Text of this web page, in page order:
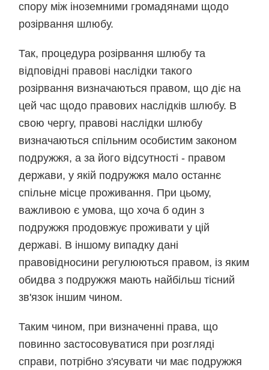
спору між іноземними громадянами щодо
розірвання шлюбу.
Так, процедура розірвання шлюбу та
відповідні правові наслідки такого
розірвання визначаються правом, що діє на
цей час щодо правових наслідків шлюбу. В
свою чергу, правові наслідки шлюбу
визначаються спільним особистим законом
подружжя, а за його відсутності - правом
держави, у якій подружжя мало останнє
спільне місце проживання. При цьому,
важливою є умова, що хоча б один з
подружжя продовжує проживати у цій
державі. В іншому випадку дані
правовідносини регулюються правом, із яким
обидва з подружжя мають найбільш тісний
зв'язок іншим чином.
Таким чином, при визначенні права, що
повинно застосовуватися при розгляді
справи, потрібно з'ясувати чи має подружжя